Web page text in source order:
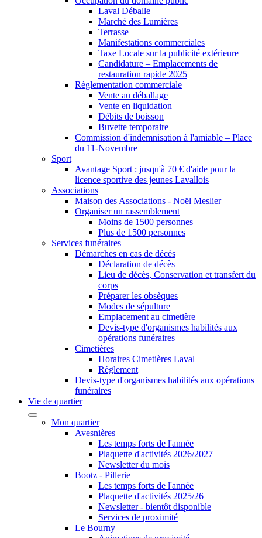
Laval Déballe
Marché des Lumières
Terrasse
Manifestations commerciales
Taxe Locale sur la publicité extérieure
Candidature – Emplacements de
restauration rapide 2025
Règlementation commerciale
Vente au déballage
Vente en liquidation
Débits de boisson
Buvette temporaire
Commission d'indemnisation à l'amiable – Place
du 11-Novembre
Sport
Avantage Sport : jusqu'à 70 € d'aide pour la
licence sportive des jeunes Lavallois
Associations
Maison des Associations - Noël Meslier
Organiser un rassemblement
Moins de 1500 personnes
Plus de 1500 personnes
Services funéraires
Démarches en cas de décès
Déclaration de décès
Lieu de décès, Conservation et transfert du
corps
Préparer les obsèques
Modes de sépulture
Emplacement au cimetière
Devis-type d'organismes habilités aux
opérations funéraires
Cimetières
Horaires Cimetières Laval
Règlement
Devis-type d'organismes habilités aux opérations
funéraires
Vie de quartier
Mon quartier
Avesnières
Les temps forts de l'année
Plaquette d'activités 2026/2027
Newsletter du mois
Bootz - Pillerie
Les temps forts de l'année
Plaquette d'activités 2025/26
Newsletter - bientôt disponible
Services de proximité
Le Bourny